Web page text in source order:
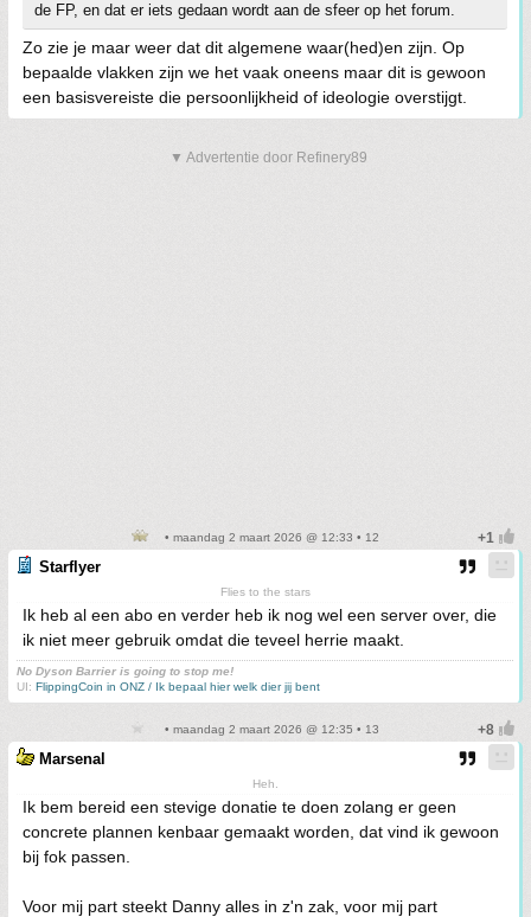
de FP, en dat er iets gedaan wordt aan de sfeer op het forum.
Zo zie je maar weer dat dit algemene waar(hed)en zijn. Op
bepaalde vlakken zijn we het vaak oneens maar dit is gewoon
een basisvereiste die persoonlijkheid of ideologie overstijgt.
▼ Advertentie door Refinery89
• maandag 2 maart 2026 @ 12:33 • 12
Starflyer
Flies to the stars
Ik heb al een abo en verder heb ik nog wel een server over, die
ik niet meer gebruik omdat die teveel herrie maakt.
No Dyson Barrier is going to stop me!
UI: FlippingCoin in ONZ / Ik bepaal hier welk dier jij bent
• maandag 2 maart 2026 @ 12:35 • 13
Marsenal
Heh.
Ik bem bereid een stevige donatie te doen zolang er geen
concrete plannen kenbaar gemaakt worden, dat vind ik gewoon
bij fok passen.
Voor mij part steekt Danny alles in z'n zak, voor mij part